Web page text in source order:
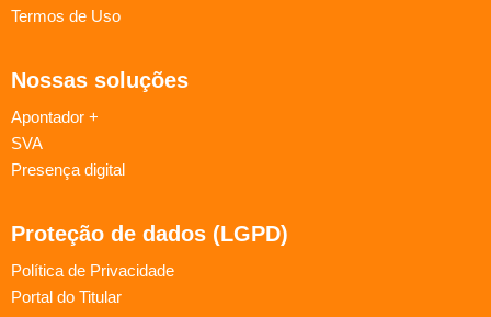
Termos de Uso
Nossas soluções
Apontador +
SVA
Presença digital
Proteção de dados (LGPD)
Política de Privacidade
Portal do Titular